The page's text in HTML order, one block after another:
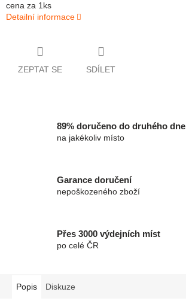
cena za 1ks
Detailní informace
ZEPTAT SE SDÍLET
89% doručeno do druhého dne
na jakékoliv místo
Garance doručení
nepoškozeného zboží
Přes 3000 výdejních míst
po celé ČR
Popis Diskuze